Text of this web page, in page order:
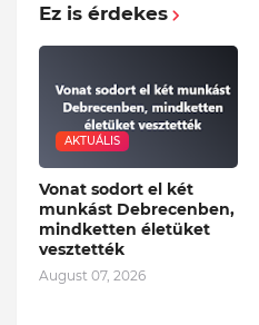
Ez is érdekes
AKTUÁLIS
Vonat sodort el két
munkást Debrecenben,
mindketten életüket
vesztették
August 07, 2026